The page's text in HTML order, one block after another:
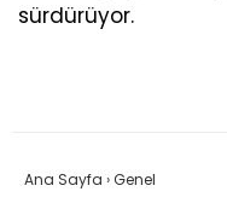
sürdürüyor.
Ana Sayfa ›Genel